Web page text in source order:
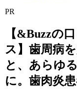
PR
【&Buzzの
ス】歯周病
と、あらゆ
に。歯肉炎